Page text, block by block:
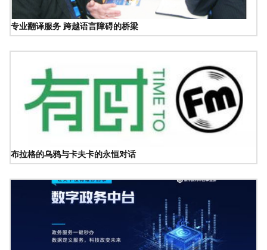
专业翻译服务 跨越语言障碍的桥梁
布拉格的乌鸦与卡夫卡的永恒对话